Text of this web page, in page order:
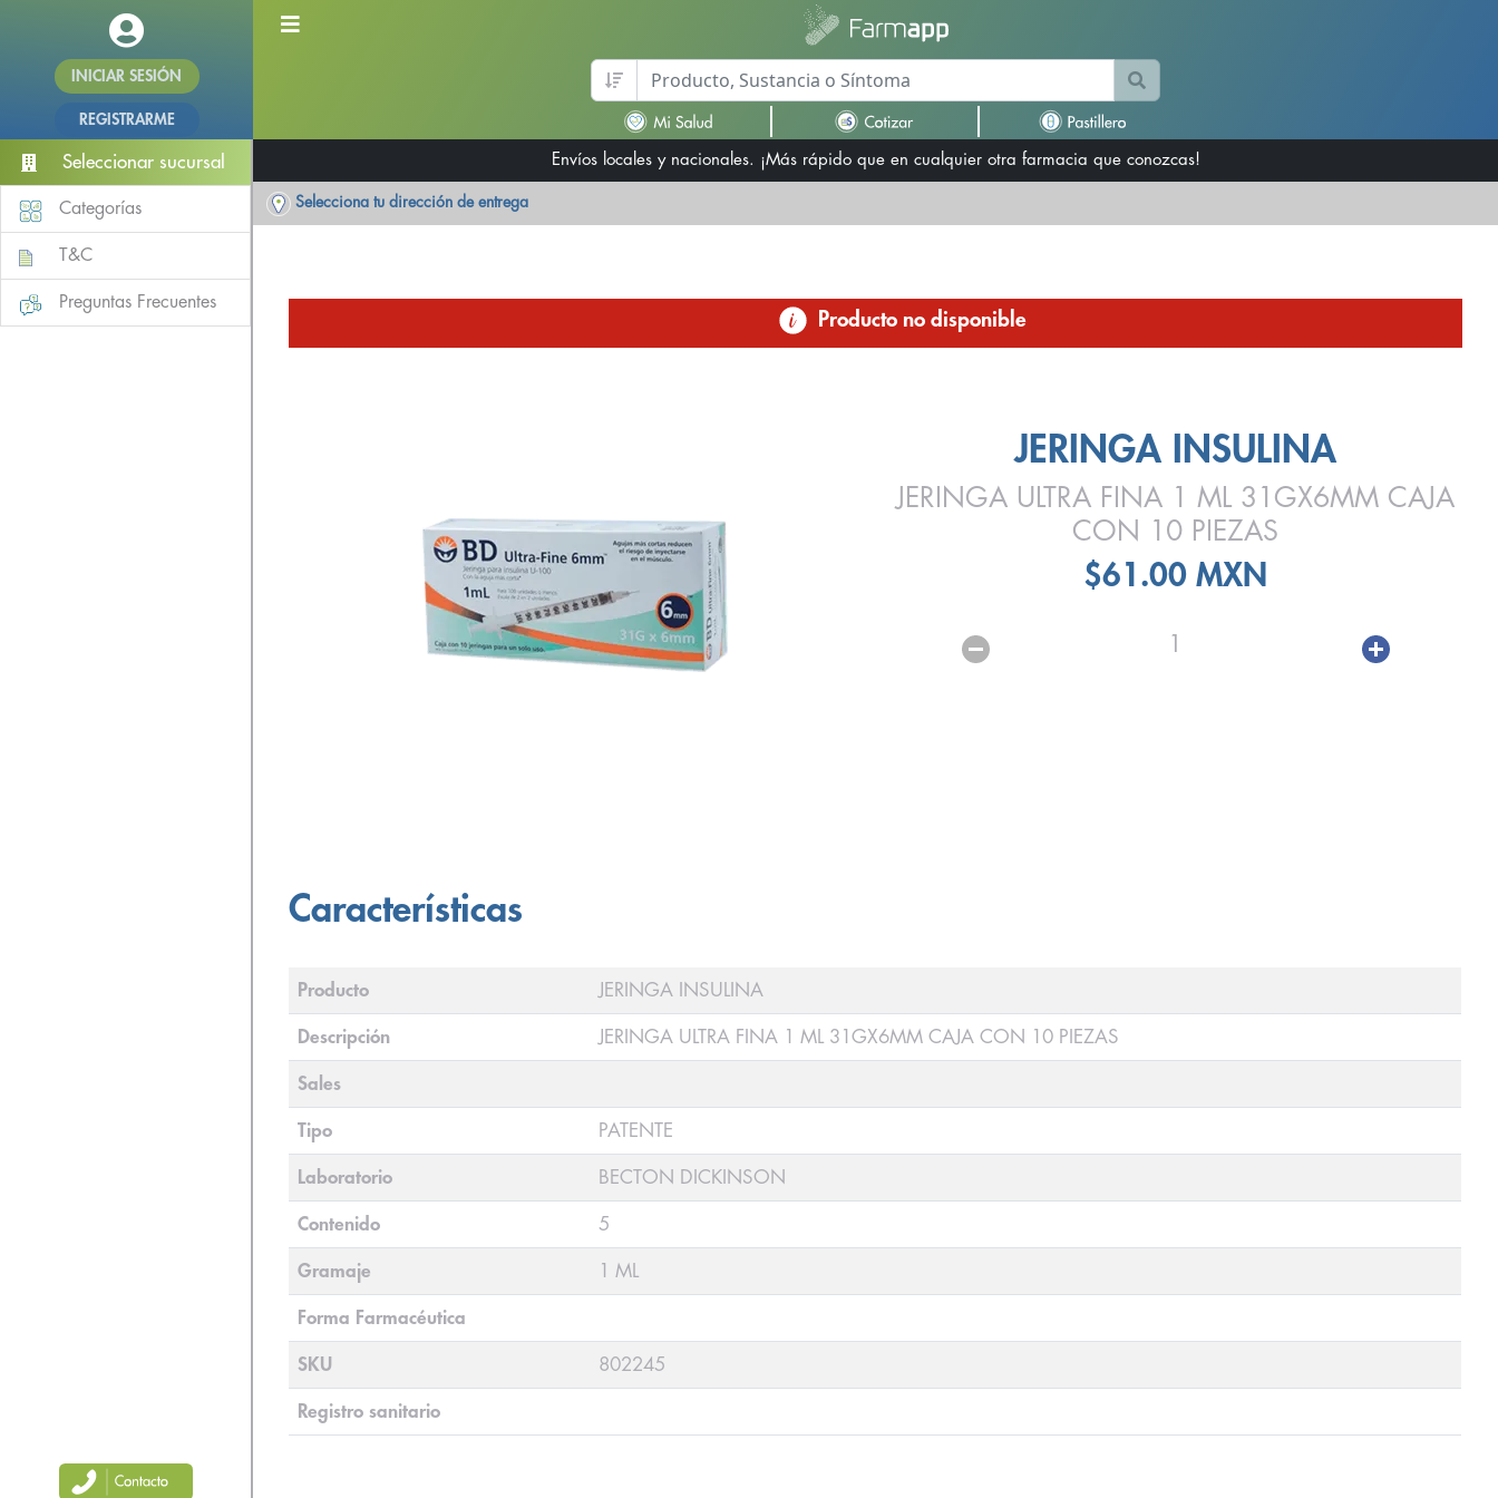
INICIAR SESIÓN
REGISTRARME
Seleccionar sucursal
Categorías
T&C
Preguntas Frecuentes
Envíos locales y nacionales. ¡Más rápido que en cualquier otra farmacia que conozcas!
Selecciona tu dirección de entrega
Producto no disponible
JERINGA INSULINA
JERINGA ULTRA FINA 1 ML 31GX6MM CAJA
CON 10 PIEZAS
$61.00 MXN
1
Características
Producto JERINGA INSULINA
Descripción JERINGA ULTRA FINA 1 ML 31GX6MM CAJA CON 10 PIEZAS
Sales
Tipo PATENTE
Laboratorio BECTON DICKINSON
Contenido 5
Gramaje 1 ML
Forma Farmacéutica
SKU 802245
Registro sanitario